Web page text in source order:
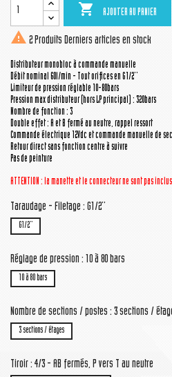
 AJOUTER AU PANIER
 2 Produits Derniers articles en stock
Distributeur monobloc à commande manuelle
Débit nominal 60l/min - Tout orifices en G1/2''
Limiteur de pression réglable 10-80bars
Pression max distributeur (hors LP principal) : 320bars
Nombre de fonction : 3
Double effet : A et B fermé au neutre, rappel ressort
Commande électrique 12Vdc et commande manuelle de
Retour direct sans fonction centre à suivre
Pas de peinture
ATTENTION : la manette et le connecteurne sont pas
Taraudage - Filetage : G1/2''
G1/2''
Réglage de pression : 10 à 80 bars
10 à 80 bars
Nombre de sections / postes : 3 sections /
3 sections / étages
Tiroir : 4/3 - AB fermés, P vers T au neutre